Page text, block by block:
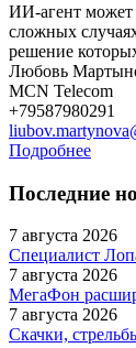
ИИ-агент может
сложных
решение
Любовь
MCN Telecom
+79587980291
Подробнее
Последние
7 августа 2026
Специалист
7 августа 2026
МегаФон
7 августа 2026
Скачки,